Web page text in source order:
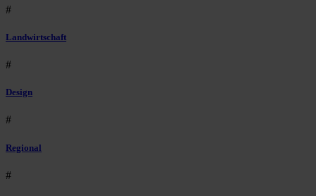
#
Landwirtschaft
#
Design
#
Regional
#